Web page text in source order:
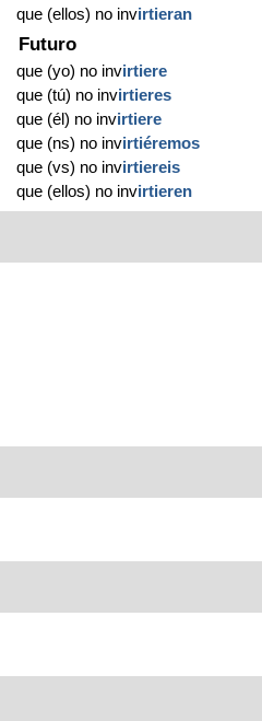
que (ellos) no invirtieran
Futuro
que (yo) no invirtiere
que (tú) no invirtieres
que (él) no invirtiere
que (ns) no invirtiéremos
que (vs) no invirtiereis
que (ellos) no invirtieren